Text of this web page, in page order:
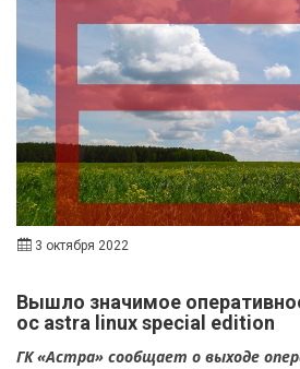
3 октября 2022
Вышло значимое
ос astra linux special edition
ГК «Астра» сообщает о выходе